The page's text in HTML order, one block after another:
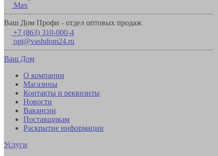
Max
Ваш Дом Профи - отдел оптовых продаж
+7 (863) 310-000-4
opt@vashdom24.ru
Ваш Дом
О компании
Магазины
Контакты и реквизиты
Новости
Вакансии
Поставщикам
Раскрытие информации
Услуги